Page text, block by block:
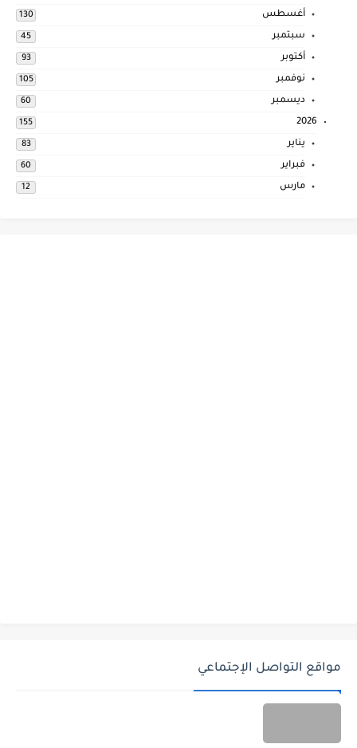
أغسطس 130
سبتمبر 45
أكتوبر 93
نوفمبر 105
ديسمبر 60
2026
155
يناير 83
فبراير 60
مارس 12
مواقع التواصل الإجتماعي